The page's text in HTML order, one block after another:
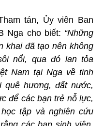
tán, Ủy viên Ban
Nga cho biết: “Những
khai đã tạo nên không
nổi, qua đó lan tỏa
Nam tại Nga về tinh
quê hương, đất nước,
để các bạn trẻ nỗ lực,
tập và nghiên cứu